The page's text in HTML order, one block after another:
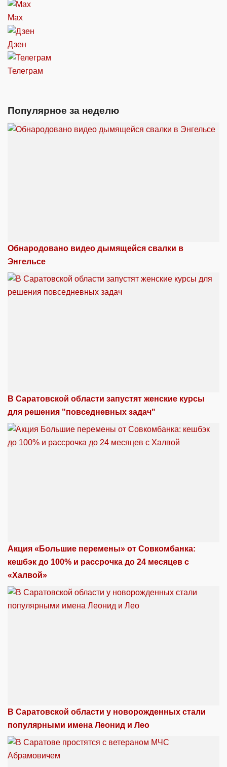
Max
Дзен
Телеграм
Популярное за неделю
Обнародовано видео дымящейся свалки в
Энгельсе
В Саратовской области запустят женские курсы
для решения "повседневных задач"
Акция «Большие перемены» от Совкомбанка:
кешбэк до 100% и рассрочка до 24 месяцев с
«Халвой»
В Саратовской области у новорожденных стали
популярными имена Леонид и Лео